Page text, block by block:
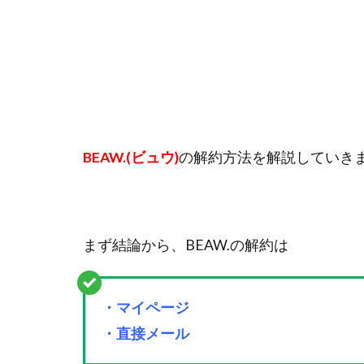
BEAW.(ビュウ)の解約方法を解説していき
まず結論から、BEAW.の解約は
・マイページ
・直接メール